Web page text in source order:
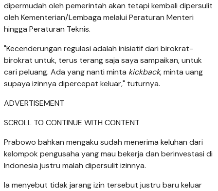
dipermudah oleh pemerintah akan tetapi kembali dipersulit
oleh Kementerian/Lembaga melalui Peraturan Menteri
hingga Peraturan Teknis.
"Kecenderungan regulasi adalah inisiatif dari birokrat-
birokrat untuk, terus terang saja saya sampaikan, untuk
cari peluang. Ada yang nanti minta kickback, minta uang
supaya izinnya dipercepat keluar," tuturnya.
ADVERTISEMENT
SCROLL TO CONTINUE WITH CONTENT
Prabowo bahkan mengaku sudah menerima keluhan dari
kelompok pengusaha yang mau bekerja dan berinvestasi di
Indonesia justru malah dipersulit izinnya.
Ia menyebut tidak jarang izin tersebut justru baru keluar